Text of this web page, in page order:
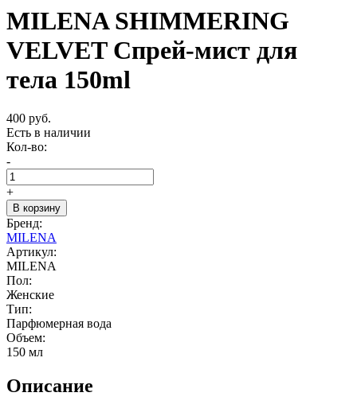
MILENA SHIMMERING
VELVET Спрей-мист для
тела 150ml
400 руб.
Есть в наличии
Кол-во:
-
+
В корзину
Бренд:
MILENA
Артикул:
MILENA
Пол:
Женские
Тип:
Парфюмерная вода
Объем:
150 мл
Описание